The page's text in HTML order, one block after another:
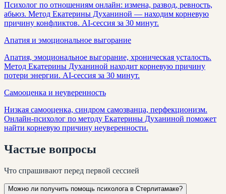
Психолог по отношениям онлайн: измена, развод, ревность,
абьюз. Метод Екатерины Духаниной — находим корневую
причину конфликтов. AI-сессия за 30 минут.
Апатия и эмоциональное выгорание
Апатия, эмоциональное выгорание, хроническая усталость.
Метод Екатерины Духаниной находит корневую причину
потери энергии. AI-сессия за 30 минут.
Самооценка и неуверенность
Низкая самооценка, синдром самозванца, перфекционизм.
Онлайн-психолог по методу Екатерины Духаниной поможет
найти корневую причину неуверенности.
Частые вопросы
Что спрашивают перед первой сессией
Можно ли получить помощь психолога в Стерлитамаке?